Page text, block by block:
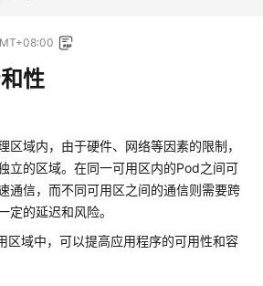
性
区域内，由于硬件、网络等因素的限制，
立的区域。在同一可用区内的Pod之间可
通信，而不同可用区之间的通信则需要跨
定的延迟和风险。
区域中，可以提高应用程序的可用性和容